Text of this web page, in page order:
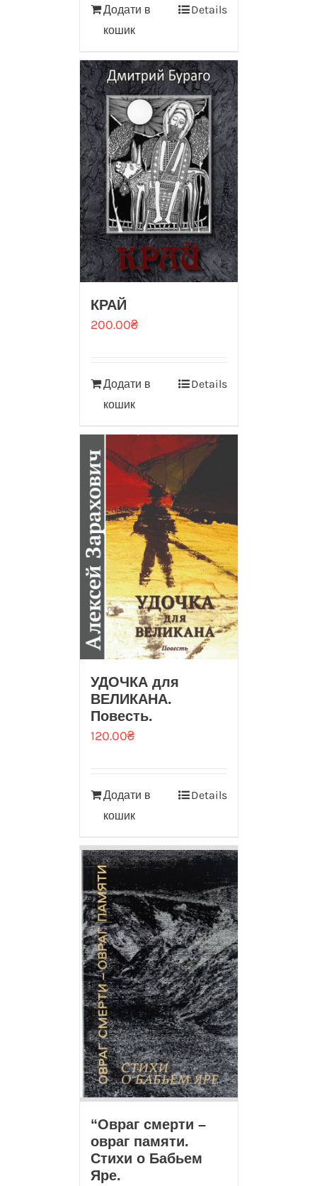
Додати в
кошик
Details
КРАЙ
200.00₴
Додати в
кошик
Details
УДОЧКА для
ВЕЛИКАНА.
Повесть.
120.00₴
Додати в
кошик
Details
“Овраг смерти –
овраг памяти.
Стихи о Бабьем
Яре.